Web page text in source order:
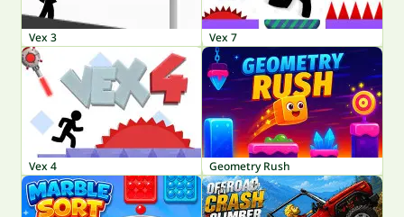
Vex 3 Vex 7
Vex 4 Geometry Rush